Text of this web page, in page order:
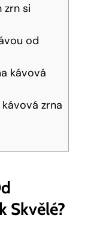
zrn si
od
kávová
zrna
Skvělé?